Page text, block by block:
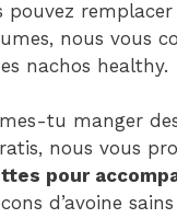
pouvez remplacer
nous vous
nachos healthy.
tu manger
nous vous
pour
d’avoine